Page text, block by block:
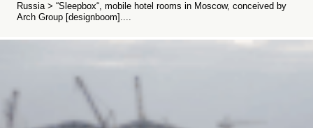
Russia > “Sleepbox“, mobile hotel rooms in Moscow, conceived by
Arch Group [designboom]....